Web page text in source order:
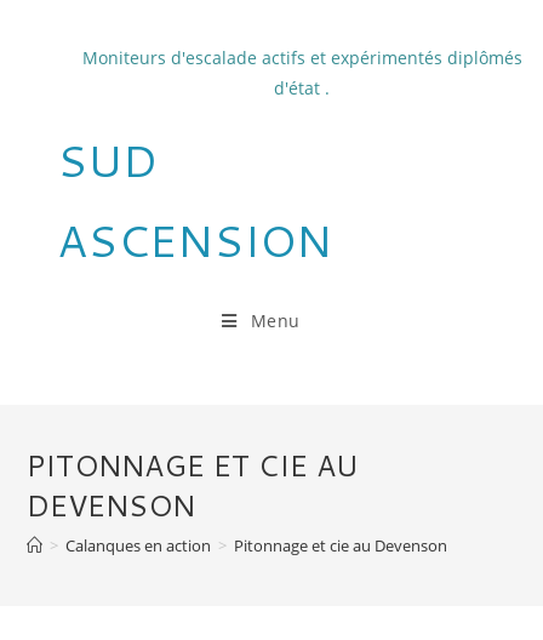
Moniteurs d'escalade actifs et expérimentés diplômés
d'état .
SUD
ASCENSION
Menu
PITONNAGE ET CIE AU
DEVENSON
> Calanques en action > Pitonnage et cie au Devenson